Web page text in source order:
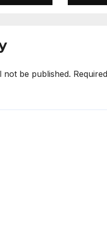
not be published.